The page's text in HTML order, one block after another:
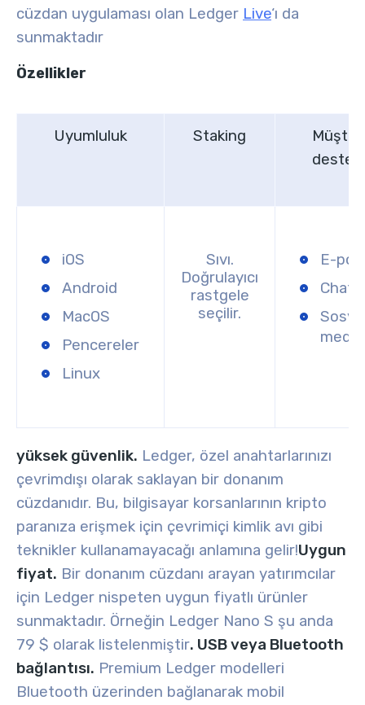
cüzdan uygulaması olan Ledger Live‘ı da
sunmaktadır
Özellikler
Uyumluluk Staking
Müşteri
desteği
iOS
Android
MacOS
Pencereler
Linux
Sıvı.
Doğrulayıcı
rastgele
seçilir.
E-
yüksek güvenlik. Ledger, özel anahtarlarınızı
çevrimdışı olarak saklayan bir donanım
cüzdanıdır. Bu, bilgisayar korsanlarının kripto
paranıza erişmek için çevrimiçi kimlik avı gibi
teknikler kullanamayacağı anlamına gelir!Uygun
fiyat. Bir donanım cüzdanı arayan yatırımcılar
için Ledger nispeten uygun fiyatlı ürünler
sunmaktadır. Örneğin Ledger Nano S şu anda
79 $ olarak listelenmiştir. USB veya Bluetooth
bağlantısı. Premium Ledger modelleri
Bluetooth üzerinden bağlanarak mobil